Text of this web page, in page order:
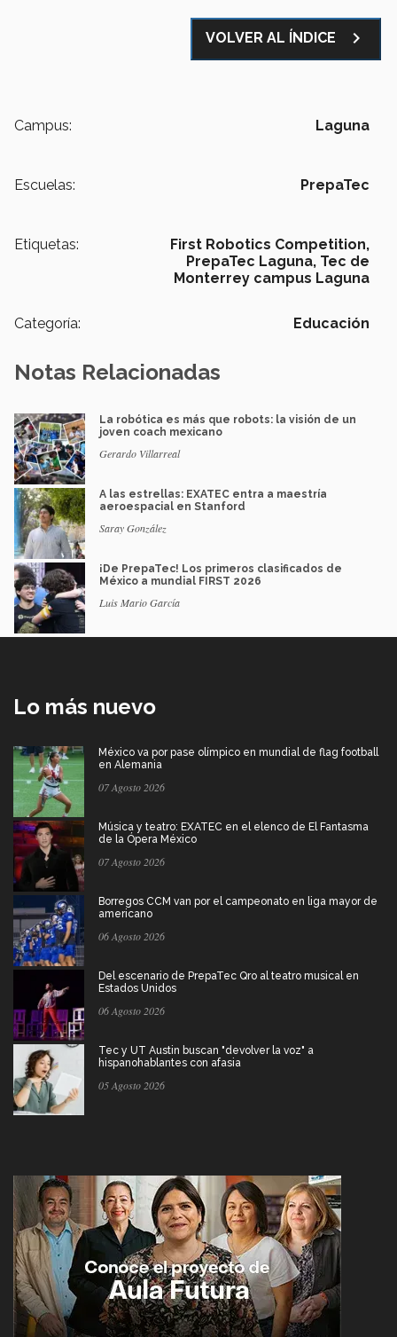
VOLVER AL ÍNDICE navigate_next
Campus: Laguna
Escuelas: PrepaTec
Etiquetas:
First Robotics Competition,
PrepaTec Laguna, Tec de
Monterrey campus Laguna
Categoría: Educación
Notas Relacionadas
La robótica es más que robots: la visión de un
joven coach mexicano
Gerardo Villarreal
A las estrellas: EXATEC entra a maestría
aeroespacial en Stanford
Saray González
¡De PrepaTec! Los primeros clasificados de
México a mundial FIRST 2026
Luis Mario García
Lo más nuevo
México va por pase olímpico en mundial de flag football
en Alemania
07 Agosto 2026
Música y teatro: EXATEC en el elenco de El Fantasma
de la Ópera México
07 Agosto 2026
Borregos CCM van por el campeonato en liga mayor de
americano
06 Agosto 2026
Del escenario de PrepaTec Qro al teatro musical en
Estados Unidos
06 Agosto 2026
Tec y UT Austin buscan "devolver la voz" a
hispanohablantes con afasia
05 Agosto 2026